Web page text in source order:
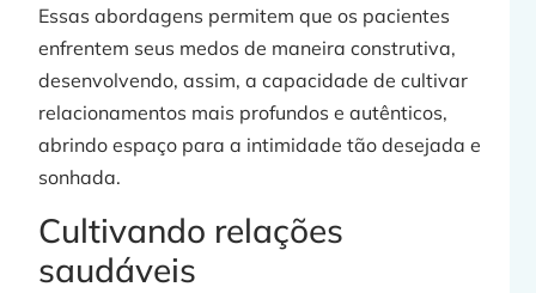
Essas abordagens permitem que os pacientes
enfrentem seus medos de maneira construtiva,
desenvolvendo, assim, a capacidade de cultivar
relacionamentos mais profundos e autênticos,
abrindo espaço para a intimidade tão desejada e
sonhada.
Cultivando relações
saudáveis